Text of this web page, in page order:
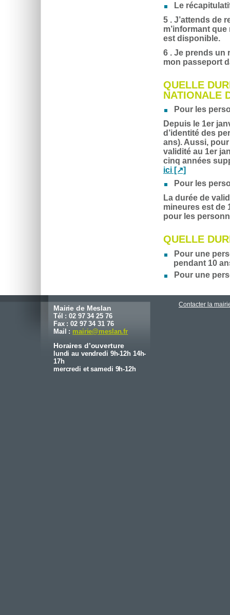
Le
5 . J’attends de
m’informant
est disponible.
6 . Je prends un
mon passeport
QUELLE
NATIONALE
Pour les
Depuis le 1er
d’identité des
ans). Aussi,
validité au 1er
cinq années
ici
Pour les
La durée de
mineures est de
pour les
QUELLE
Pour une
pendant 10
Pour une
Mairie de Meslan
Tél : 02 97 34 25 76
Fax : 02 97 34 31 76
Mail : mairie@meslan.fr
Horaires d’ouverture
lundi au vendredi 9h-12h 14h-
17h
mercredi et samedi 9h-12h
Contacter la